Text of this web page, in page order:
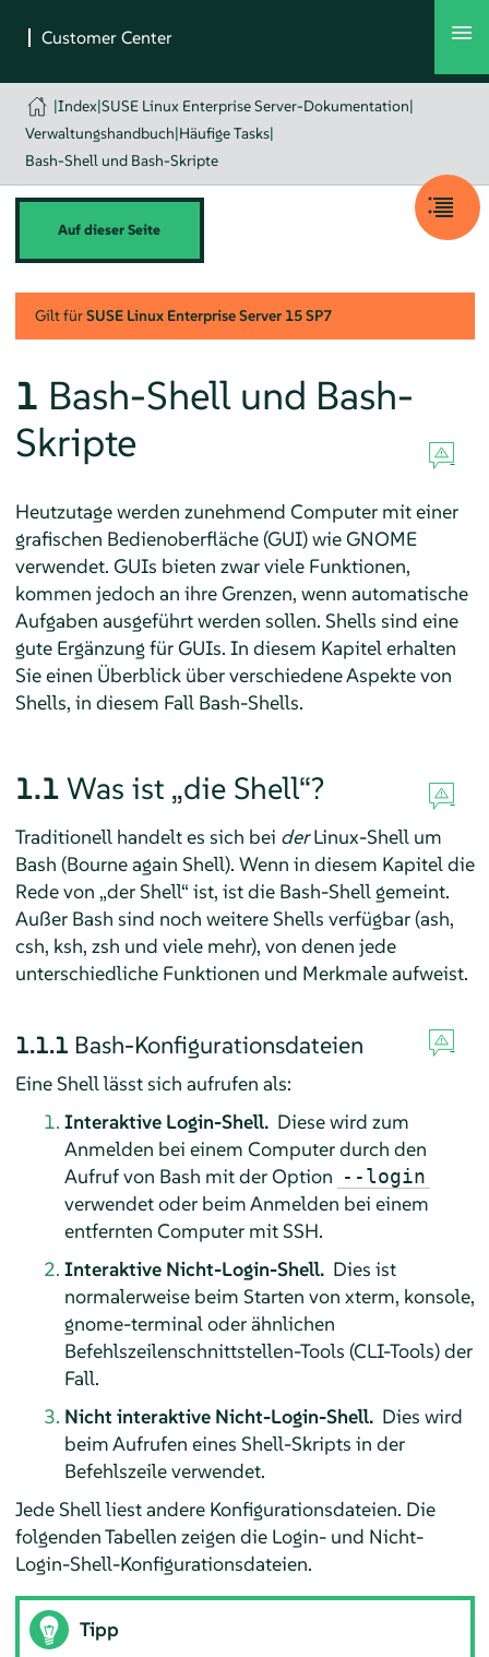
|Index|SUSE Linux Enterprise Server-Dokumentation|
Verwaltungshandbuch|Häufige Tasks|
Bash-Shell und Bash-Skripte
Auf dieser Seite
Gilt fürSUSE Linux Enterprise Server 15 SP7
1 Bash-Shell und Bash-
Skripte
Heutzutage werden zunehmend Computer mit einer
grafischen Bedienoberfläche (GUI) wie GNOME
verwendet. GUIs bieten zwar viele Funktionen,
kommen jedoch an ihre Grenzen, wenn automatische
Aufgaben ausgeführt werden sollen. Shells sind eine
gute Ergänzung für GUIs. In diesem Kapitel erhalten
Sie einen Überblick über verschiedene Aspekte von
Shells, in diesem Fall Bash-Shells.
1.1 Was ist „die Shell“?
Traditionell handelt es sich bei derLinux-Shell um
Bash (Bourne again Shell). Wenn in diesem Kapitel die
Rede von „der Shell“ist, ist die Bash-Shell gemeint.
Außer Bash sind noch weitere Shells verfügbar (ash,
csh, ksh, zsh und viele mehr), von denen jede
unterschiedliche Funktionen und Merkmale aufweist.
1.1.1 Bash-Konfigurationsdateien
Eine Shell lässt sich aufrufen als:
Interaktive Login-Shell. Diese wird zum
Anmelden bei einem Computer durch den
Aufruf von Bash mit der Option --login
verwendet oder beim Anmelden bei einem
entfernten Computer mit SSH.
Interaktive Nicht-Login-Shell. Dies ist
normalerweise beim Starten von xterm, konsole,
gnome-terminal oder ähnlichen
Befehlszeilenschnittstellen-Tools (CLI-Tools) der
Fall.
Nicht interaktive Nicht-Login-Shell. Dies wird
beim Aufrufen eines Shell-Skripts in der
Befehlszeile verwendet.
Jede Shell liest andere Konfigurationsdateien. Die
folgenden Tabellen zeigen die Login- und Nicht-
Login-Shell-Konfigurationsdateien.
Tipp